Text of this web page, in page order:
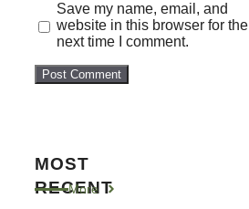
Save my name, email, and
website in this browser for the
next time I comment.
MOST
RECENT
More